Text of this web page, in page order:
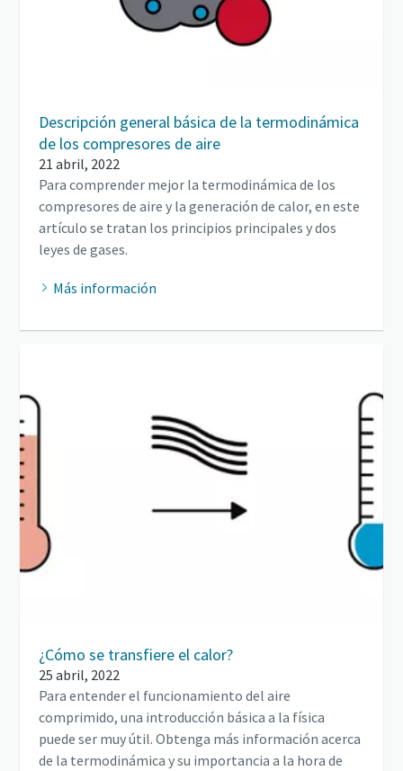
Descripción general básica de la termodinámica
de los compresores de aire
21 abril, 2022
Para comprender mejor la termodinámica de los
compresores de aire y la generación de calor, en este
artículo se tratan los principios principales y dos
leyes de gases.
Más información
¿Cómo se transfiere el calor?
25 abril, 2022
Para entender el funcionamiento del aire
comprimido, una introducción básica a la física
puede ser muy útil. Obtenga más información acerca
de la termodinámica y su importancia a la hora de